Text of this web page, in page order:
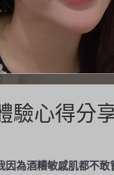
驗心得分
為酒糟敏感肌都不